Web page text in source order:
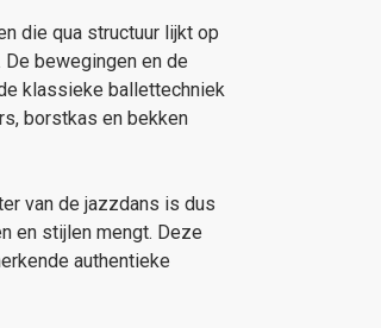
die qua structuur lijkt op
bewegingen en de
klassieke ballettechniek
borstkas en bekken
van de jazzdans is dus
en stijlen mengt. Deze
authentieke